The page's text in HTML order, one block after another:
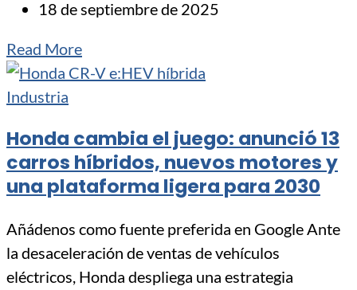
18 de septiembre de 2025
Read More
Industria
Honda cambia el juego: anunció 13
carros híbridos, nuevos motores y
una plataforma ligera para 2030
Añádenos como fuente preferida en Google Ante
la desaceleración de ventas de vehículos
eléctricos, Honda despliega una estrategia